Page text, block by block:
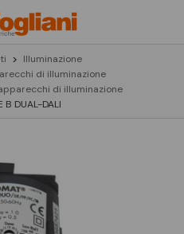
Illuminazione
di illuminazione
di illuminazione
B DUAL-DALI